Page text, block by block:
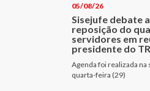
05/08/26
Sisejufe debate
reposição do
servidores em
presidente do
Agenda foi realizada na
quarta-feira (29)